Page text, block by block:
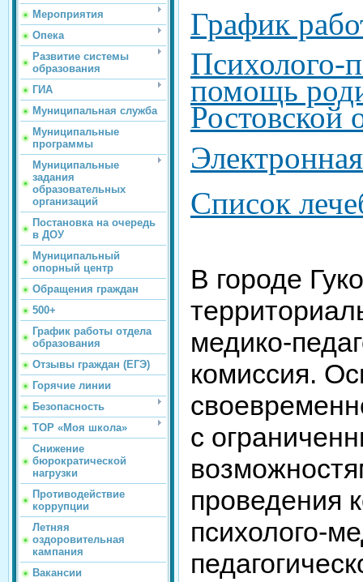
Мероприятия
Опека
Развитие системы
образования
ГИА
Муниципальная служба
Муниципальные
программы
Муниципальные
задания
образовательных
организаций
Постановка на очередь
в ДОУ
Муниципальный
опорный центр
Обращения граждан
500+
График работы отдела
образования
Отзывы граждан (ЕГЭ)
Горячие линии
Безопасность
ТОР «Моя школа»
Снижение
бюрократической
нагрузки
Противодействие
коррупции
Летняя
оздоровительная
кампания
Вакансии
График
Психолого-
помощь
Ростовской
Список
В городе
медико-
комиссия.
с
проведения
психолого-